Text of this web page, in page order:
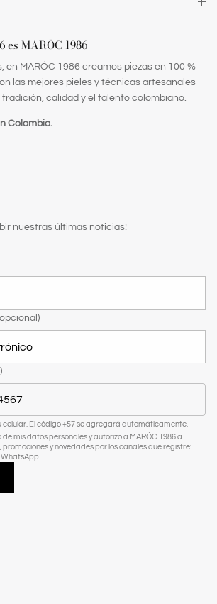
es MARŌC 1986
en MARÓC 1986 creamos piezas en 100 %
las mejores pieles y técnicas artesanales
calidad y el talento colombiano.
Colombia.
nuestras últimas noticias!
celular. El código +57 se agregará automáticamente.
mis datos personales y autorizo a MARÓC 1986 a
y novedades por los canales que registre:
WhatsApp.